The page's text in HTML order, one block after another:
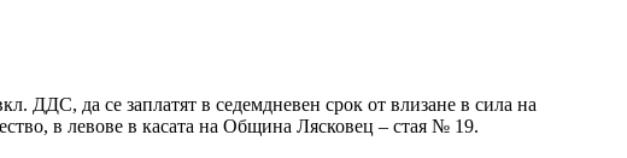
ДДС, да се заплатят в седемдневен срок от влизане в сила на
в левове в касата на Община Лясковец – стая № 19.